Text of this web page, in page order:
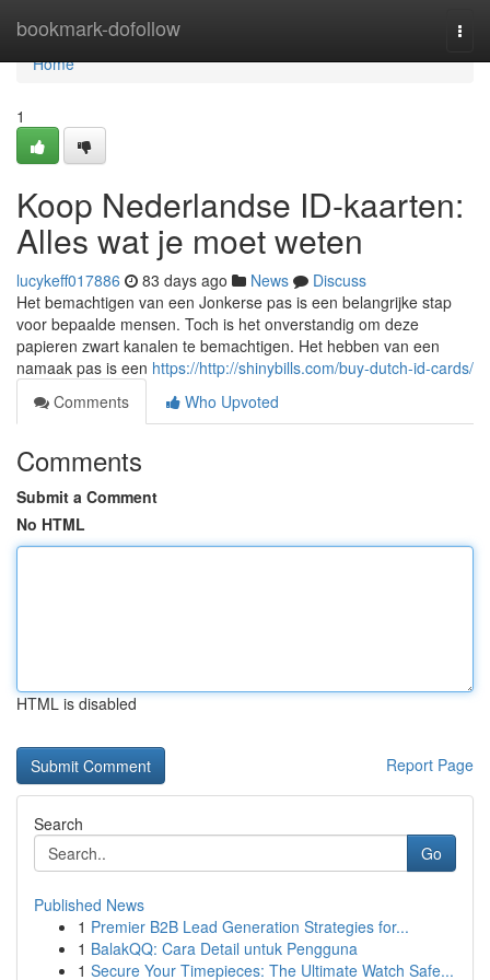
bookmark-dofollow
Home
Home
1
Koop Nederlandse ID-kaarten:
Alles wat je moet weten
lucykeff017886 83 days ago News
Discuss
Het bemachtigen van een Jonkerse pas is een belangrijke stap
voor bepaalde mensen. Toch is het onverstandig om deze
papieren zwart kanalen te bemachtigen. Het hebben van een
namaak pas is een https://http://shinybills.com/buy-dutch-id-cards/
Comments
Who Upvoted
Comments
Submit a Comment
No HTML
HTML is disabled
Report Page
Search
Go
Published News
1 Premier B2B Lead Generation Strategies for...
1 BalakQQ: Cara Detail untuk Pengguna
1 Secure Your Timepieces: The Ultimate Watch Safe...